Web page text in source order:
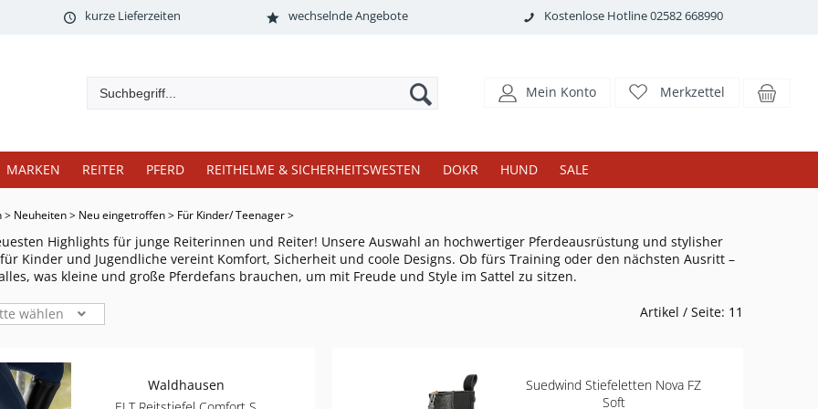
kurze Lieferzeiten wechselnde Angebote Kostenlose Hotline 02582 668990
Mein Konto Merkzettel
MARKEN REITER PFERD REITHELME & SICHERHEITSWESTEN DOKR HUND SALE
> Neuheiten> Neu eingetroffen> Für Kinder/ Teenager>
Highlights für junge Reiterinnen und Reiter! Unsere Auswahl an hochwertiger Pferdeausrüstung und stylisher
Kinder und Jugendliche vereint Komfort, Sicherheit und coole Designs. Ob fürs Training oder den nächsten Ausritt –
was kleine und große Pferdefans brauchen, um mit Freude und Style im Sattel zu sitzen.
wählen Artikel / Seite: 11
Waldhausen
Suedwind Stiefeletten Nova FZ
Soft